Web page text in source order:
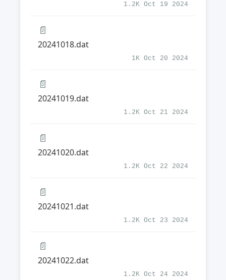
1.2K Oct 19 2024
📄
20241018.dat
1K Oct 20 2024
📄
20241019.dat
1.2K Oct 21 2024
📄
20241020.dat
1.2K Oct 22 2024
📄
20241021.dat
1.2K Oct 23 2024
📄
20241022.dat
1.2K Oct 24 2024